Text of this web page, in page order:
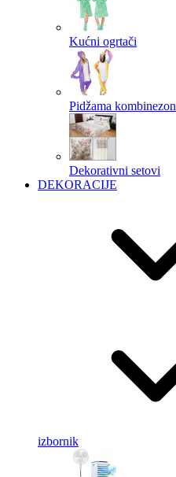
Kućni ogrtači
Pidžama kombinezon
Dekorativni setovi
DEKORACIJE
izbornik